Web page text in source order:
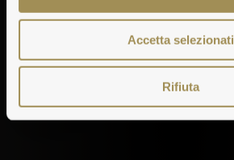
Accetta selezionati
Rifiuta